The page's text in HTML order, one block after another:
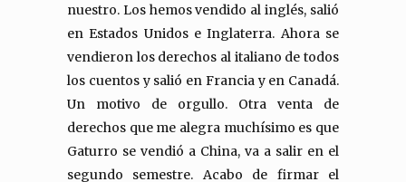
nuestro. Los hemos vendido al inglés, salió
en Estados Unidos e Inglaterra. Ahora se
vendieron los derechos al italiano de todos
los cuentos y salió en Francia y en Canadá.
Un motivo de orgullo. Otra venta de
derechos que me alegra muchísimo es que
Gaturro se vendió a China, va a salir en el
segundo semestre. Acabo de firmar el